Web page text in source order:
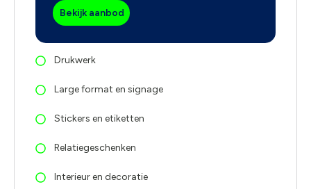
Bekijk aanbod
Drukwerk
Large format en signage
Stickers en etiketten
Relatiegeschenken
Interieur en decoratie